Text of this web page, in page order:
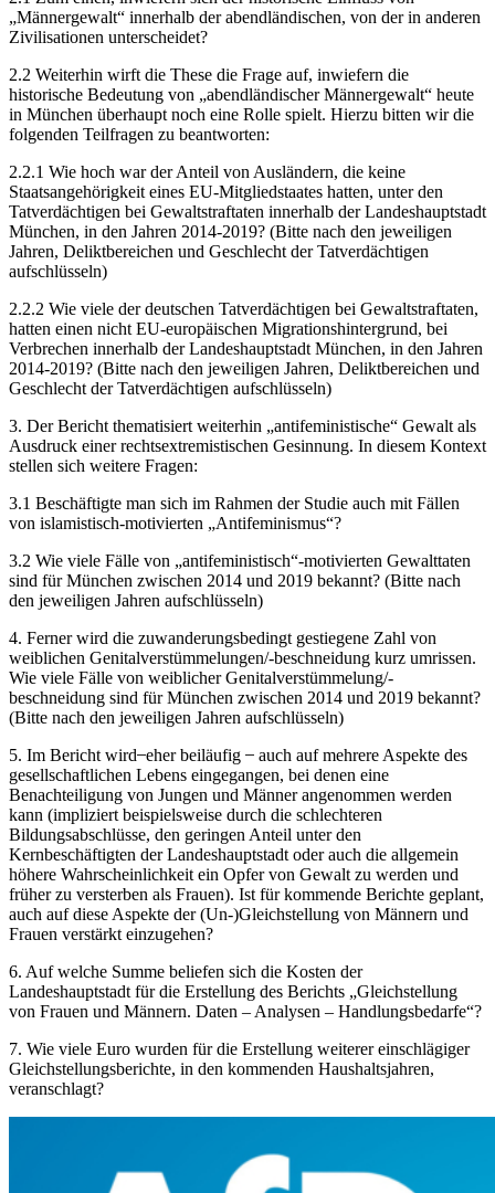
„Männergewalt“ innerhalb der abendländischen, von der in anderen
Zivilisationen unterscheidet?
2.2 Weiterhin wirft die These die Frage auf, inwiefern die
historische Bedeutung von „abendländischer Männergewalt“ heute
in München überhaupt noch eine Rolle spielt. Hierzu bitten wir die
folgenden Teilfragen zu beantworten:
2.2.1 Wie hoch war der Anteil von Ausländern, die keine
Staatsangehörigkeit eines EU-Mitgliedstaates hatten, unter den
Tatverdächtigen bei Gewaltstraftaten innerhalb der Landeshauptstadt
München, in den Jahren 2014-2019? (Bitte nach den jeweiligen
Jahren, Deliktbereichen und Geschlecht der Tatverdächtigen
aufschlüsseln)
2.2.2 Wie viele der deutschen Tatverdächtigen bei Gewaltstraftaten,
hatten einen nicht EU-europäischen Migrationshintergrund, bei
Verbrechen innerhalb der Landeshauptstadt München, in den Jahren
2014-2019? (Bitte nach den jeweiligen Jahren, Deliktbereichen und
Geschlecht der Tatverdächtigen aufschlüsseln)
3. Der Bericht thematisiert weiterhin „antifeministische“ Gewalt als
Ausdruck einer rechtsextremistischen Gesinnung. In diesem Kontext
stellen sich weitere Fragen:
3.1 Beschäftigte man sich im Rahmen der Studie auch mit Fällen
von islamistisch-motivierten „Antifeminismus“?
3.2 Wie viele Fälle von „antifeministisch“-motivierten Gewalttaten
sind für München zwischen 2014 und 2019 bekannt? (Bitte nach
den jeweiligen Jahren aufschlüsseln)
4. Ferner wird die zuwanderungsbedingt gestiegene Zahl von
weiblichen Genitalverstümmelungen/-beschneidung kurz umrissen.
Wie viele Fälle von weiblicher Genitalverstümmelung/-
beschneidung sind für München zwischen 2014 und 2019 bekannt?
(Bitte nach den jeweiligen Jahren aufschlüsseln)
5. Im Bericht wird ̶ eher beiläufig ̶ auch auf mehrere Aspekte des
gesellschaftlichen Lebens eingegangen, bei denen eine
Benachteiligung von Jungen und Männer angenommen werden
kann (impliziert beispielsweise durch die schlechteren
Bildungsabschlüsse, den geringen Anteil unter den
Kernbeschäftigten der Landeshauptstadt oder auch die allgemein
höhere Wahrscheinlichkeit ein Opfer von Gewalt zu werden und
früher zu versterben als Frauen). Ist für kommende Berichte geplant,
auch auf diese Aspekte der (Un-)Gleichstellung von Männern und
Frauen verstärkt einzugehen?
6. Auf welche Summe beliefen sich die Kosten der
Landeshauptstadt für die Erstellung des Berichts „Gleichstellung
von Frauen und Männern. Daten – Analysen – Handlungsbedarfe“?
7. Wie viele Euro wurden für die Erstellung weiterer einschlägiger
Gleichstellungsberichte, in den kommenden Haushaltsjahren,
veranschlagt?